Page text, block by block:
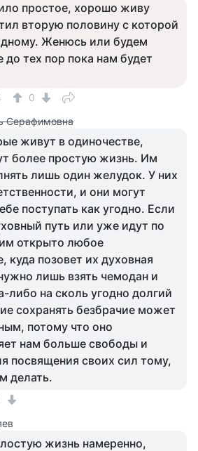
простое, хорошо живу
вторую половину с которой
Женюсь или будем
до тех пор пока нам будет
0
Серафимовна
живут в одиночестве,
более простую жизнь. Им
лишь один желудок. У них
и они могут
поступать как угодно. Если
путь или уже идут по
открыто любое
куда позовет их духовная
лишь взять чемодан и
либо на сколь угодно долгий
сохранять безбрачие может
потому что оно
нам больше свободы и
посвящения своих сил тому,
делать.
жизнь намеренно,